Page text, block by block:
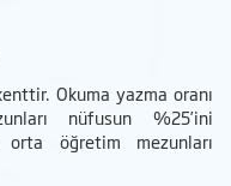
Okuma yazma oranı
nüfusun %25’ini
öğretim mezunları